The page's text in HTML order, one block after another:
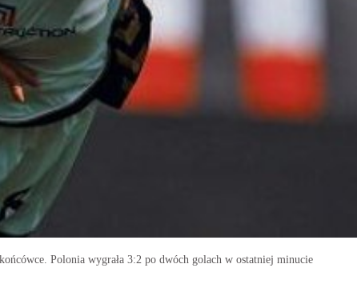
Polonia wygrała 3:2 po dwóch golach w ostatniej minucie